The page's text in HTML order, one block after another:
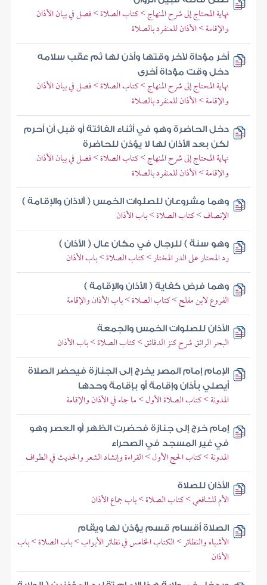
نهاية المحتاج إلى شرح المنهاج > كتاب الصلاة > فصل في بيان الأذان
والإقامة > الأذان للمنفرد بالصلاة
أخر مؤداة لآخر وقتها وأذن لها ثم عقب سلامه
دخل وقت مؤداة أخرى
نهاية المحتاج إلى شرح المنهاج > كتاب الصلاة > فصل في بيان الأذان
والإقامة > الأذان للمنفرد بالصلاة
دخل الحاضرة وهو في أثناء الفائتة أو قبل أن أحرم
لكن بعد الأذان لها لا يؤذن للحاضرة
نهاية المحتاج إلى شرح المنهاج > كتاب الصلاة > فصل في بيان الأذان
والإقامة > الأذان للمنفرد بالصلاة
وهما مشروعان للصلوات الخمس ( ألاذان والإقامة )
الإنصاف > كتاب الصلاة > باب الأذان
وهو سنة ) للرجال في مكان عال ( الأذان )
رد المحتار على الدر المختار > كتاب الصلاة > باب الأذان
وهما فرض كفاية ( الأذان والإقامة )
الفروع لابن مفلح > كتاب الصلاة > باب الأذان والإقامة
الأذان للصلوات الخمس والجمعة
البحر الرائق شرح كنز الدقائق > كتاب الصلاة > باب الأذان
الإمام إمام المصر يخرج إلى الجنازة فيحضر الصلاة
أيصلي بأذان وإقامة أو بإقامة وحدها
المدونة > كتاب الصلاة الأول > ما جاء في الأذان والإقامة
إمام خرج إلى جنازة فحضرت الظهر أو العصر وهو
في غير المسجد في الصحراء
المدونة > كتاب الحج الأول > القراءة وإنشاد الشعر والحديث في الطواف
الأذان للصلاة
الأم للشافعي > كتاب الصلاة > باب جماع الأذان
الصلاة أقسام قسم يؤذن لها ويقام
الأشباه والنظائر > الكتاب الخامس في نظائر الأبواب > باب الصلاة > باب
الأذان